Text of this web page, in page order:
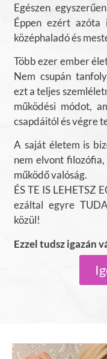
Egészen
Éppen ezért azóta
középhaladó és
Több ezer ember
Nem csupán
ezt a teljes
működési módot,
csapdáitól és végre
A saját életem is
nem elvont
működő valóság.
ÉS TE IS LEHETSZ
ezáltal egyre
közül!
Ezzel tudsz igazán